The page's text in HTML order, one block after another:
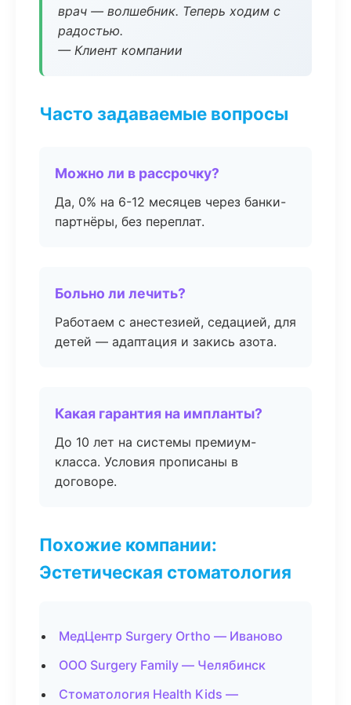
врач — волшебник. Теперь ходим с
радостью.
— Клиент компании
Часто задаваемые вопросы
Можно ли в рассрочку?
Да, 0% на 6-12 месяцев через банки-
партнёры, без переплат.
Больно ли лечить?
Работаем с анестезией, седацией, для
детей — адаптация и закись азота.
Какая гарантия на импланты?
До 10 лет на системы премиум-
класса. Условия прописаны в
договоре.
Похожие компании:
Эстетическая стоматология
МедЦентр Surgery Ortho — Иваново
ООО Surgery Family — Челябинск
Стоматология Health Kids —